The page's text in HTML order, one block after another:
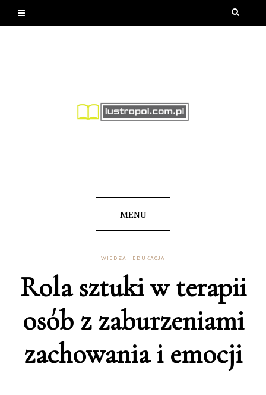
MENU
WIEDZA I EDUKACJA
Rola sztuki w terapii
osób z zaburzeniami
zachowania i emocji